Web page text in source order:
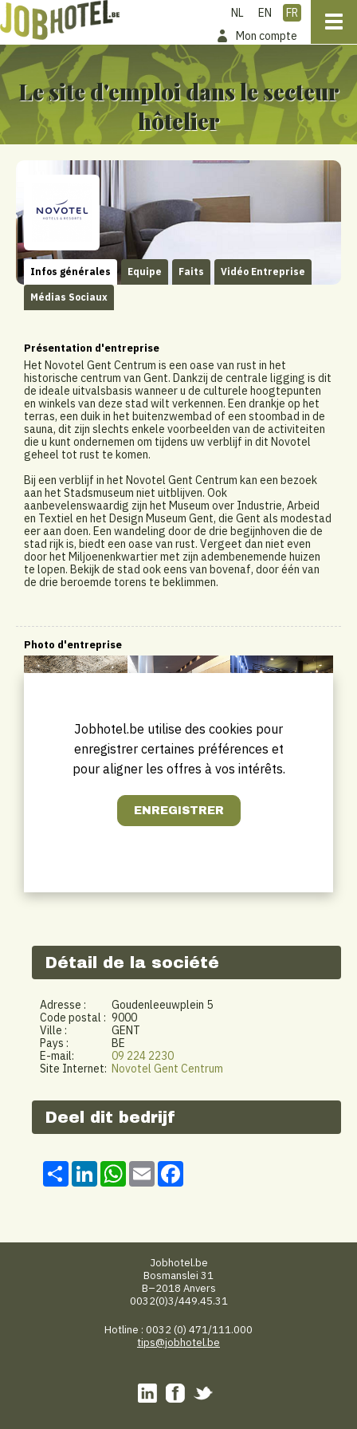
NL EN
FR
Mon compte
Le site d'emploi dans le secteur
hôtelier
Infos générales Equipe Faits Vidéo Entreprise
Médias Sociaux
Présentation d'entreprise
Het Novotel Gent Centrum is een oase van rust in het
historische centrum van Gent. Dankzij de centrale ligging is dit
de ideale uitvalsbasis wanneer u de culturele hoogtepunten
en winkels van deze stad wilt verkennen. Een drankje op het
terras, een duik in het buitenzwembad of een stoombad in de
sauna, dit zijn slechts enkele voorbeelden van de activiteiten
die u kunt ondernemen om tijdens uw verblijf in dit Novotel
geheel tot rust te komen.
Bij een verblijf in het Novotel Gent Centrum kan een bezoek
aan het Stadsmuseum niet uitblijven. Ook
aanbevelenswaardig zijn het Museum over Industrie, Arbeid
en Textiel en het Design Museum Gent, die Gent als modestad
eer aan doen. Een wandeling door de drie begijnhoven die de
stad rijk is, biedt een oase van rust. Vergeet dan niet even
door het Miljoenenkwartier met zijn adembenemende huizen
te lopen. Bekijk de stad ook eens van bovenaf, door één van
de drie beroemde torens te beklimmen.
Photo d'entreprise
Détail de la société
Adresse :
Goudenleeuwplein 5
Code postal : 9000
Ville :
GENT
Pays :
BE
E-mail:
09 224 2230
Site Internet: Novotel Gent Centrum
Deel dit bedrijf
Share LinkedInWhatsApp
Email
Jobhotel.be
Bosmanslei 31
B–2018 Anvers
0032(0)3/449.45.31
Hotline : 0032 (0) 471/111.000
tips@jobhotel.be
Jobhotel.be utilise des cookies pour
enregistrer certaines préférences et
pour aligner les offres à vos intérêts.